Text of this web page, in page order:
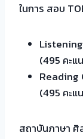
ในการ สอบ
(495 คะแ
Reading
(495 คะแ
สถาบันภาษา